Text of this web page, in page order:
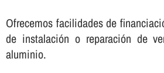
Ofrecemos facilidades de
de instalación o reparación de
aluminio.